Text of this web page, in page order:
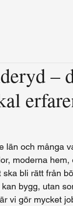
–
län och många
moderna
bli rätt från
bygg, utan
vi gör mycket